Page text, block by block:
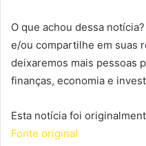
O que achou dessa
e/ou compartilhe em suas
deixaremos mais pessoas
finanças, economia e
Esta notícia foi
Fonte original